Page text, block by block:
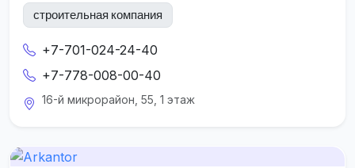
строительная компания
+7-701-024-24-40
+7-778-008-00-40
16-й микрорайон, 55, 1 этаж